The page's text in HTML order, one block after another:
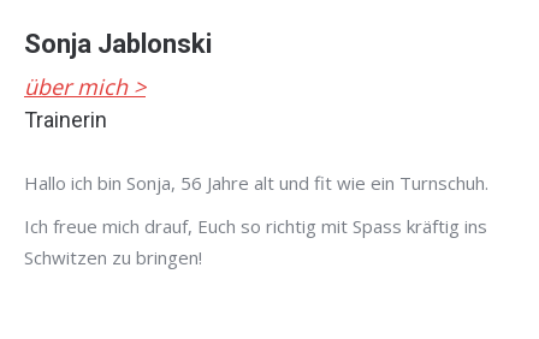
Sonja Jablonski
über mich >
Trainerin
Hallo ich bin Sonja, 56 Jahre alt und fit wie ein Turnschuh.
Ich freue mich drauf, Euch so richtig mit Spass kräftig ins
Schwitzen zu bringen!